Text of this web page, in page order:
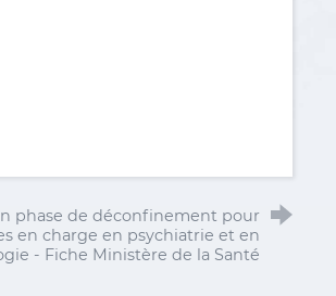
phase de déconfinement pour
en charge en psychiatrie et en
- Fiche Ministère de la Santé